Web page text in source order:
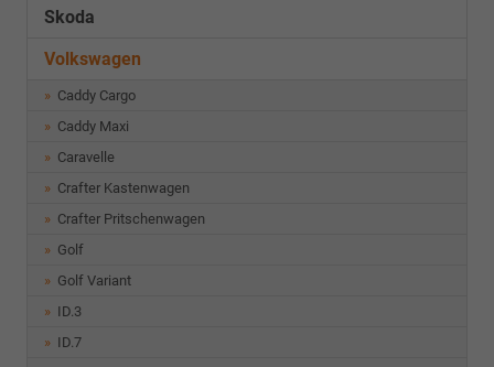
Skoda
Volkswagen
Caddy Cargo
Caddy Maxi
Caravelle
Crafter Kastenwagen
Crafter Pritschenwagen
Golf
Golf Variant
ID.3
ID.7